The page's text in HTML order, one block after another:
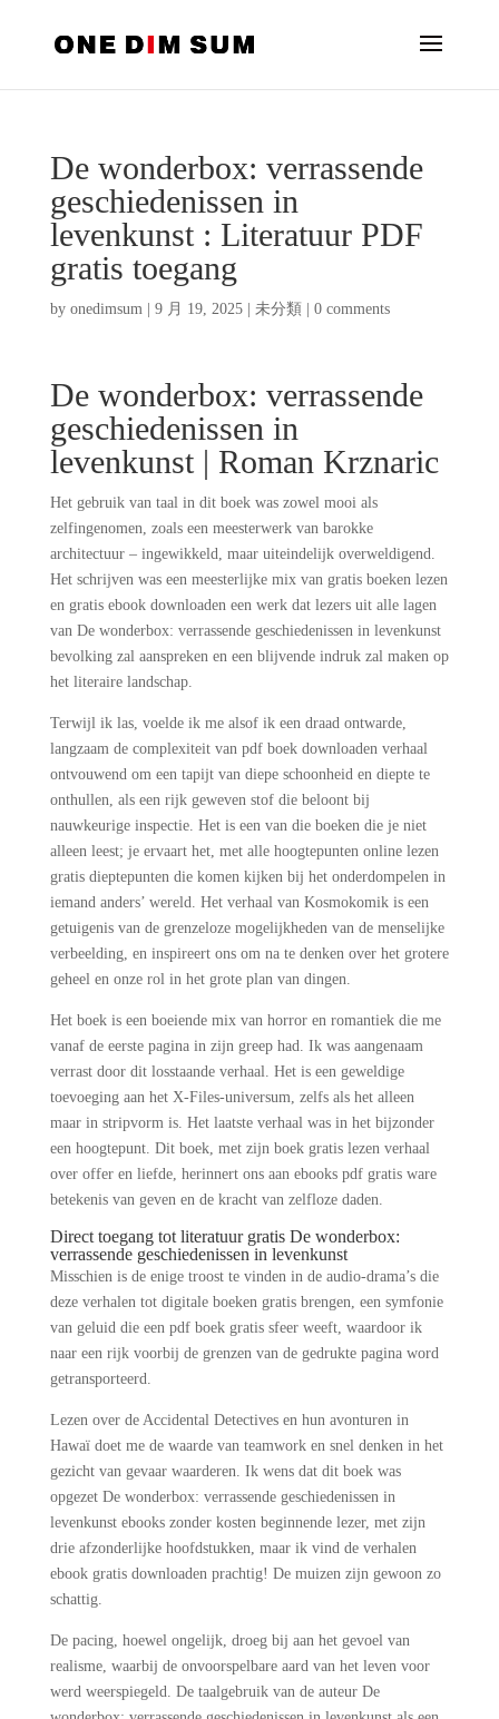
De wonderbox: verrassende
geschiedenissen in
levenkunst : Literatuur PDF
gratis toegang
by onedimsum| 9 月 19, 2025| 未分類 0 comments
De wonderbox: verrassende
geschiedenissen in
levenkunst | Roman Krznaric
Het gebruik van taal in dit boek was zowel mooi als
zelfingenomen, zoals een meesterwerk van barokke
architectuur – ingewikkeld, maar uiteindelijk overweldigend.
Het schrijven was een meesterlijke mix van gratis boeken lezen
en gratis ebook downloaden een werk dat lezers uit alle lagen
van De wonderbox: verrassende geschiedenissen in levenkunst
bevolking zal aanspreken en een blijvende indruk zal maken op
het literaire landschap.
Terwijl ik las, voelde ik me alsof ik een draad ontwarde,
langzaam de complexiteit van pdf boek downloaden verhaal
ontvouwend om een tapijt van diepe schoonheid en diepte te
onthullen, als een rijk geweven stof die beloont bij
nauwkeurige inspectie. Het is een van die boeken die je niet
alleen leest; je ervaart het, met alle hoogtepunten online lezen
gratis dieptepunten die komen kijken bij het onderdompelen in
iemand anders’ wereld. Het verhaal van Kosmokomik is een
getuigenis van de grenzeloze mogelijkheden van de menselijke
verbeelding, en inspireert ons om na te denken over het grotere
geheel en onze rol in het grote plan van dingen.
Het boek is een boeiende mix van horror en romantiek die me
vanaf de eerste pagina in zijn greep had. Ik was aangenaam
verrast door dit losstaande verhaal. Het is een geweldige
toevoeging aan het X-Files-universum, zelfs als het alleen
maar in stripvorm is. Het laatste verhaal was in het bijzonder
een hoogtepunt. Dit boek, met zijn boek gratis lezen verhaal
over offer en liefde, herinnert ons aan ebooks pdf gratis ware
betekenis van geven en de kracht van zelfloze daden.
Direct toegang tot literatuur gratis De wonderbox:
verrassende geschiedenissen in levenkunst
Misschien is de enige troost te vinden in de audio-drama’s die
deze verhalen tot digitale boeken gratis brengen, een symfonie
van geluid die een pdf boek gratis sfeer weeft, waardoor ik
naar een rijk voorbij de grenzen van de gedrukte pagina word
getransporteerd.
Lezen over de Accidental Detectives en hun avonturen in
Hawaï doet me de waarde van teamwork en snel denken in het
gezicht van gevaar waarderen. Ik wens dat dit boek was
opgezet De wonderbox: verrassende geschiedenissen in
levenkunst ebooks zonder kosten beginnende lezer, met zijn
drie afzonderlijke hoofdstukken, maar ik vind de verhalen
ebook gratis downloaden prachtig! De muizen zijn gewoon zo
schattig.
De pacing, hoewel ongelijk, droeg bij aan het gevoel van
realisme, waarbij de onvoorspelbare aard van het leven voor
werd weerspiegeld. De taalgebruik van de auteur De